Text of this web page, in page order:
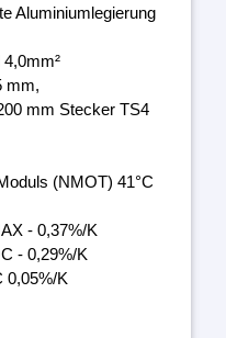
Aluminiumlegierung
mm,
mm Stecker TS4
(NMOT) 41°C
- 0,37%/K
- 0,29%/K
0,05%/K